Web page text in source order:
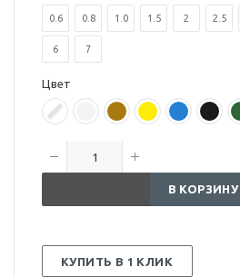
0.6 0.8 1.0 1.5 2 2.5
6 7
Цвет
В КОРЗИНУ
КУПИТЬ В 1 КЛИК